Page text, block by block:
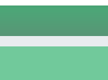
%0.19